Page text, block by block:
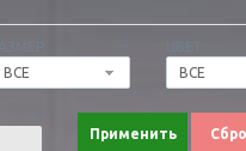
ВСЕ
ВСЕ
Применить